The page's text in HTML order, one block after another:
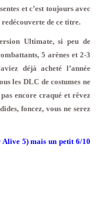
et c’est toujours avec
de ce titre.
Ultimate, si peu de
5 arènes et 2-3
déjà acheté l’année
les DLC de costumes ne
encore craqué et rêvez
foncez, vous ne serez
5) mais un petit 6/10